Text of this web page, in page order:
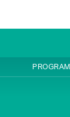
PROGRAM